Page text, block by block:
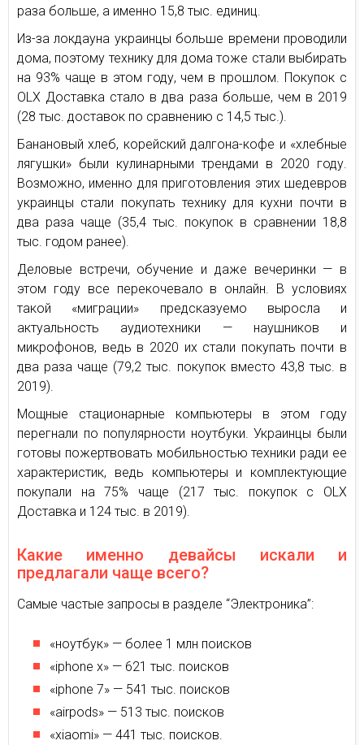
раза больше, а именно 15,8 тыс. единиц.
Из-за локдауна украинцы больше времени проводили
дома, поэтому технику для дома тоже стали выбирать
на 93% чаще в этом году, чем в прошлом. Покупок с
OLX Доставка стало в два раза больше, чем в 2019
(28 тыс. доставок по сравнению с 14,5 тыс.).
Банановый хлеб, корейский далгона-кофе и «хлебные
лягушки» были кулинарными трендами в 2020 году.
Возможно, именно для приготовления этих шедевров
украинцы стали покупать технику для кухни почти в
два раза чаще (35,4 тыс. покупок в сравнении 18,8
тыс. годом ранее).
Деловые встречи, обучение и даже вечеринки — в
этом году все перекочевало в онлайн. В условиях
такой «миграции» предсказуемо выросла и
актуальность аудиотехники — наушников и
микрофонов, ведь в 2020 их стали покупать почти в
два раза чаще (79,2 тыс. покупок вместо 43,8 тыс. в
2019).
Мощные стационарные компьютеры в этом году
перегнали по популярности ноутбуки. Украинцы были
готовы пожертвовать мобильностью техники ради ее
характеристик, ведь компьютеры и комплектующие
покупали на 75% чаще (217 тыс. покупок с OLX
Доставка и 124 тыс. в 2019).
Какие именно девайсы искали и
предлагали чаще всего?
Самые частые запросы в разделе “Электроника”:
«ноутбук» — более 1 млн поисков
«iphone x» — 621 тыс. поисков
«iphone 7» — 541 тыс. поисков
«airpods» — 513 тыс. поисков
«xiaomi» — 441 тыс. поисков.